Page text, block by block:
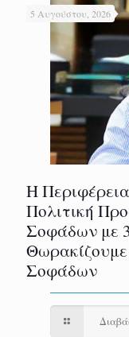
5 Αυγούστου, 2026
Η
Πολιτική
Σοφάδων με
Σοφάδων